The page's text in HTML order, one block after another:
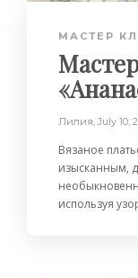
МАСТЕР
Лилия, July 10,
Вязаное
изысканным,
используя